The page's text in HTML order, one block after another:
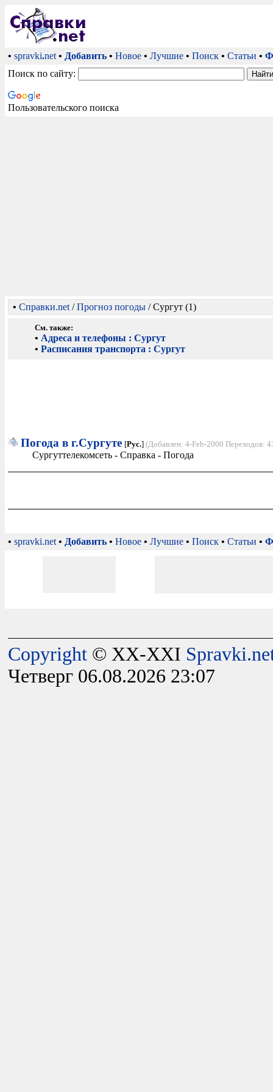
• spravki.net • Добавить • Новое • Лучшие • Поиск • Статьи •
Поиск по сайту:
Пользовательского поиска
• Справки.net /Прогноз погоды / Сургут (1)
См. также:
• Адреса и телефоны : Сургут
•Расписания транспорта : Сургут
Погода в г.Сургуте [Рус.] (Добавлен: 4-Feb-2000 Переходов:
Сургуттелекомсеть - Справка - Погода
• spravki.net • Добавить • Новое • Лучшие • Поиск • Статьи •
Copyright © XX-XXI
Четверг 06.08.2026 23:07